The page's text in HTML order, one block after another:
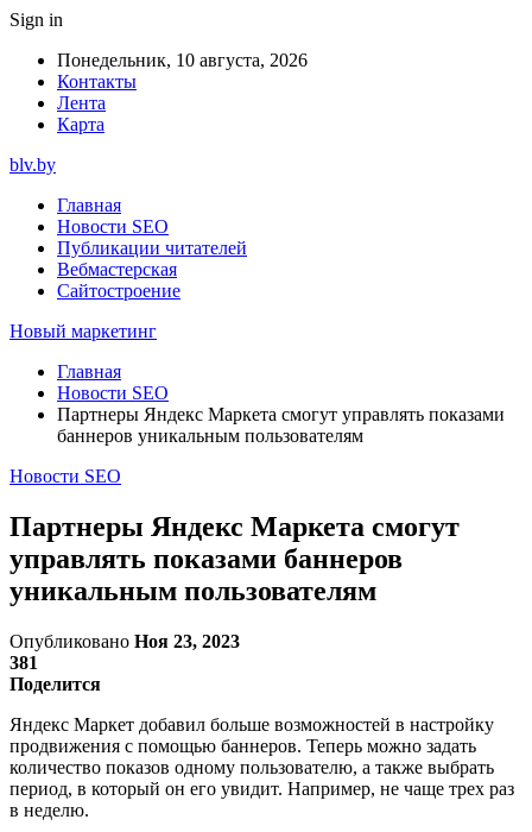
Sign in
Понедельник, 10 августа, 2026
Контакты
Лента
Карта
blv.by
Главная
Новости SEO
Публикации читателей
Вебмастерская
Сайтостроение
Новый маркетинг
Главная
Новости SEO
Партнеры Яндекс Маркета смогут управлять показами
баннеров уникальным пользователям
Новости SEO
Партнеры Яндекс Маркета смогут
управлять показами баннеров
уникальным пользователям
Опубликовано Ноя 23, 2023
381
Поделится
Яндекс Маркет добавил больше возможностей в настройку
продвижения с помощью баннеров. Теперь можно задать
количество показов одному пользователю, а также выбрать
период, в который он его увидит. Например, не чаще трех раз
в неделю.